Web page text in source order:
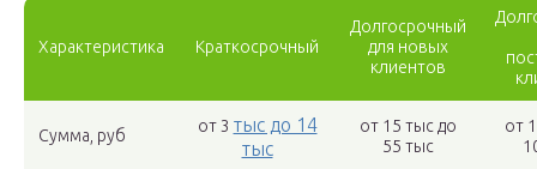
Характеристика Краткосрочный
Долгосрочный
для новых
клиентов
Сумма, руб от 3 тыс до 14
тыс
от 15 тыс до
55 тыс
от